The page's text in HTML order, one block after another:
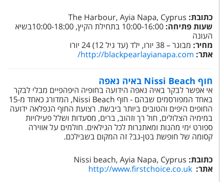
עקבו אחרינו
כתובת: The Harbour, Ayia Napa, Cyprus
שעות פתיחה:
10:00-16:00 בתחילת הקיץ, 10:00-18:00בשיא
העונה
מחיר: מבוגר – 38 יורו, ילד (עד גיל 12) 24 יורו
אתר: http://blackpearlayianapa.com
/
חוף Nissi Beach באיה נאפה
אי אפשר לבקר באיה נאפה הידועה בחופיה היפהפיים מבלי לבקר
באחד המפורסמים שבהם - חוף Nissi Beach
, המדורג כאחד מ-15
החופים היפים והטובים ביותר ביבשת. רצועת החוף הנפלאה ידועה
במימיה הצלולים, חול רך וזהוב, ברים, מסעדות ושלל פעילויות
ספורט ימי מהנות ומאתגרות לכל הגילאים. חולמים על אווירה
קסומה של חופשת בטן-גב? זה המקום בשבילכם.
כתובת: Nissi beach, Ayia Napa, Cyprus
אתר: http://www.firstchoice.co.uk